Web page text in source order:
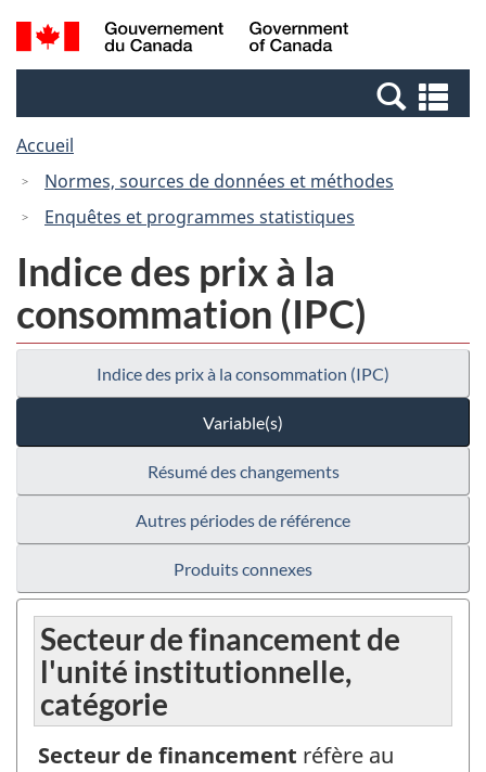
Passer
au
Passer
à
Canada
Recherche
et
et
Accueil
Normes, sources de données et méthodes
Enquêtes et programmes statistiques
Indice des prix à la
consommation (IPC)
Indice des prix à la consommation (IPC)
Variable(s)
Résumé des changements
Autres périodes de référence
Produits connexes
Secteur de financement de
l'unité institutionnelle,
catégorie
Secteur de financement réfère au